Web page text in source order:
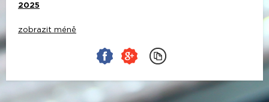
2025
zobrazit méně